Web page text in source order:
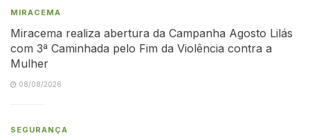
MIRACEMA
Miracema realiza abertura da Campanha Agosto Lilás
com 3ª Caminhada pelo Fim da Violência contra a
Mulher
08/08/2026
SEGURANÇA